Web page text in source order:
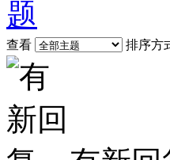
查看 排序方